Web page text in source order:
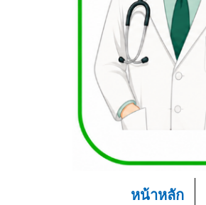
หน้าหลัก